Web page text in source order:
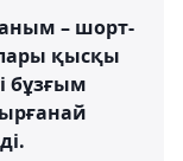
– шорт-
қысқы
бұзғым